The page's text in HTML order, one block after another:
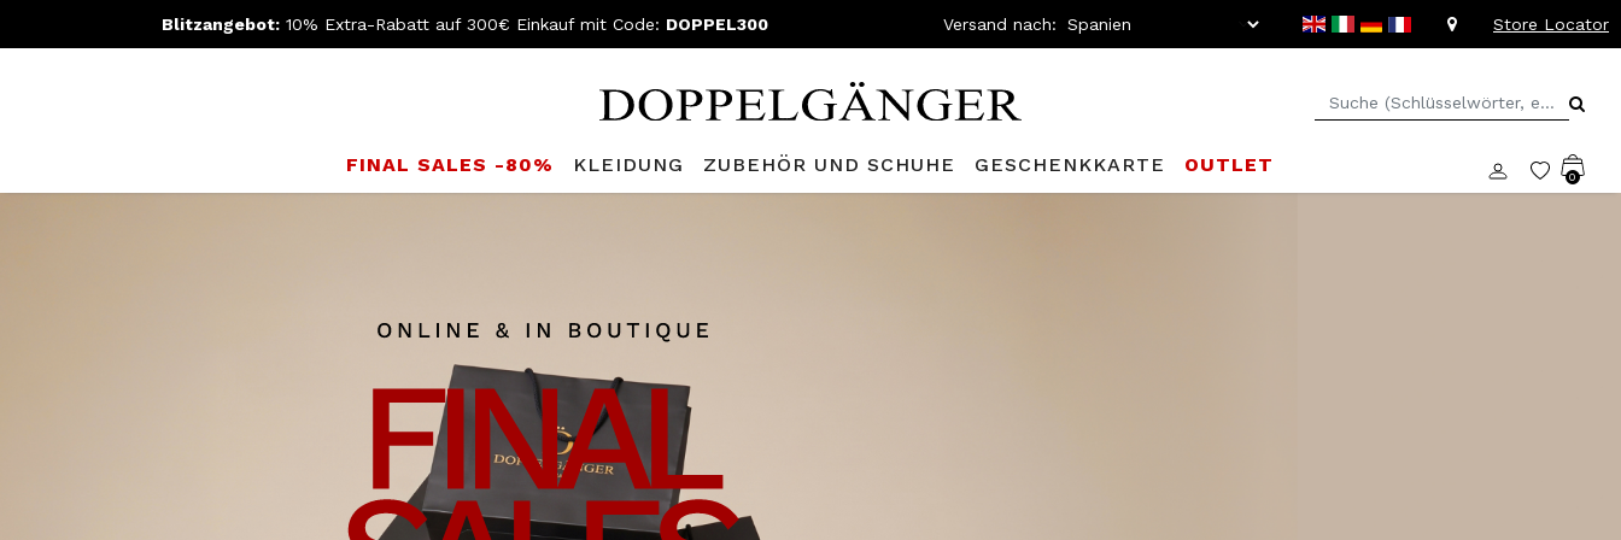
Blitzangebot: 10% Extra-Rabatt auf 300€ Einkauf mit Code: DOPPEL300 Versand nach: Store Locator
FINAL SALES -80% KLEIDUNG ZUBEHÖR UND SCHUHE GESCHENKKARTE OUTLET
0